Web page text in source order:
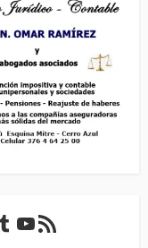
Tumblr
YouTube
Feed RSS